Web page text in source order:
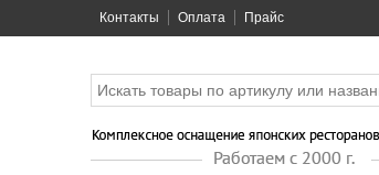
Контакты Оплата Прайс